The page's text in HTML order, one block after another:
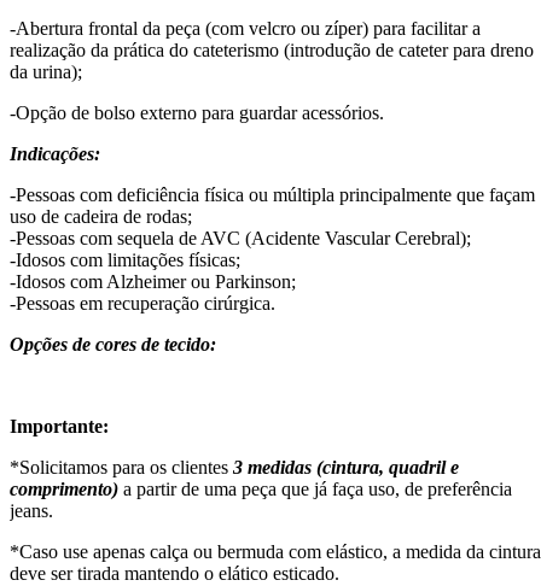
-Abertura frontal da peça (com velcro ou zíper) para facilitar a
realização da prática do cateterismo (introdução de cateter para dreno
da urina);
-Opção de bolso externo para guardar acessórios.
Indicações:
-Pessoas com deficiência física ou múltipla principalmente que façam
uso de cadeira de rodas;
-Pessoas com sequela de AVC (Acidente Vascular Cerebral);
-Idosos com limitações físicas;
-Idosos com Alzheimer ou Parkinson;
-Pessoas em recuperação cirúrgica.
Opções de cores de tecido:
Importante:
*Solicitamos para os clientes 3 medidas (cintura, quadril e
comprimento) a partir de uma peça que já faça uso, de preferência
jeans.
*Caso use apenas calça ou bermuda com elástico, a medida da cintura
deve ser tirada mantendo o elático esticado.